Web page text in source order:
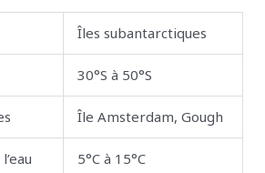
Îles subantarctiques
30°S à 50°S
Île Amsterdam, Gough
5°C à 15°C